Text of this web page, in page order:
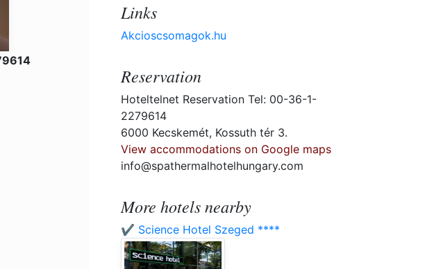
Links
Akcioscsomagok.hu
Reservation
Hoteltelnet Reservation Tel: 00-36-1-
2279614
6000 Kecskemét, Kossuth tér 3.
View accommodations on Google maps
info@spathermalhotelhungary.com
More hotels nearby
✔️ Science Hotel Szeged ****